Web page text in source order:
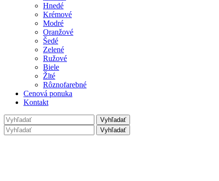
Hnedé
Krémové
Modré
Oranžové
Šedé
Zelené
Ružové
Biele
Žlté
Rôznofarebné
Cenová ponuka
Kontakt